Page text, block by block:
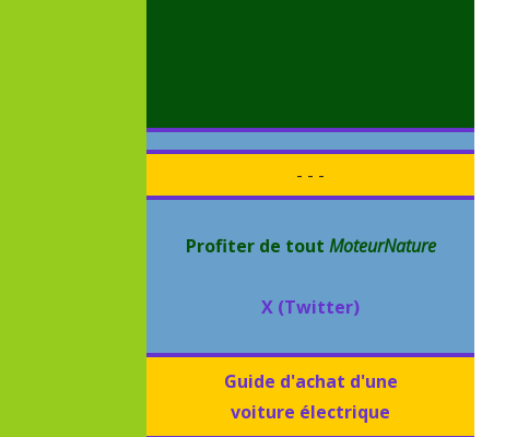
- - -
Profiter de tout MoteurNature
X (Twitter)
Guide d'achat d'une
voiture électrique